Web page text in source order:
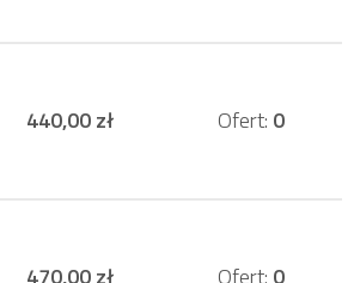
440,00 zł Ofert: 0
470,00 zł Ofert: 0